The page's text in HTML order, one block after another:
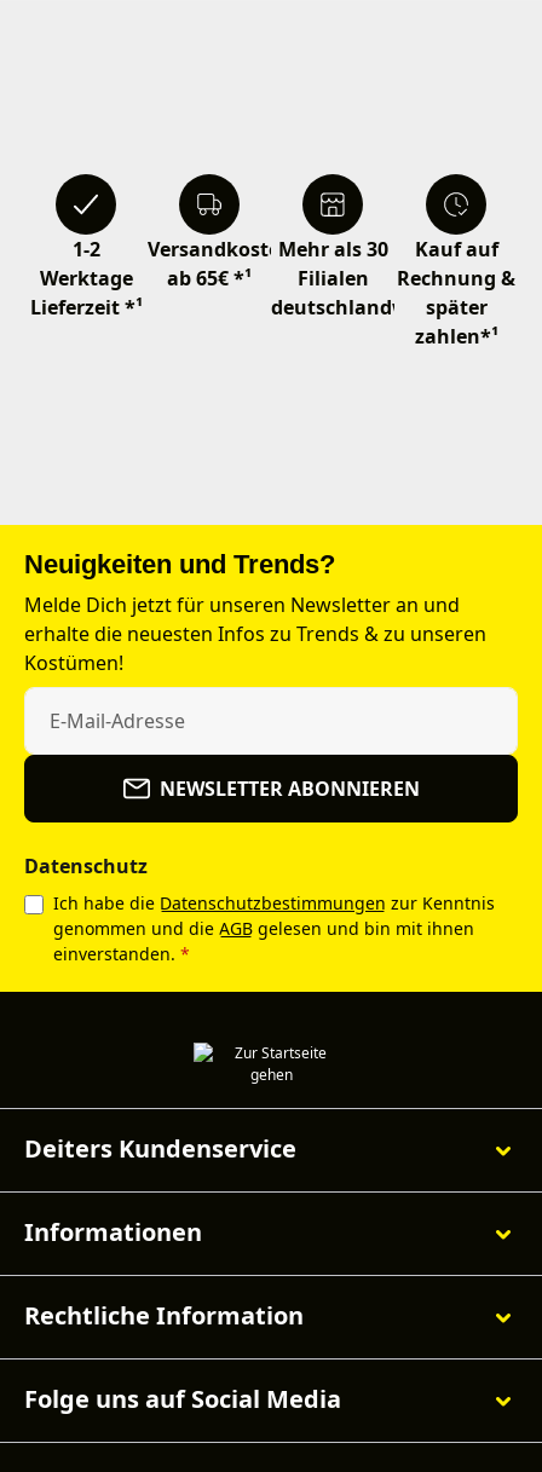
1-2
Werktage
Lieferzeit *¹
Versandkostenfrei
ab 65€ *¹
Mehr als 30
Filialen
deutschlandweit
Kauf auf
Rechnung &
später
zahlen*¹
Neuigkeiten und Trends?
Melde Dich jetzt für unseren Newsletter an und
erhalte die neuesten Infos zu Trends & zu unseren
Kostümen!
NEWSLETTER ABONNIEREN
Datenschutz
Ich habe die Datenschutzbestimmungen zur Kenntnis
genommen und die AGB gelesen und bin mit ihnen
einverstanden. *
Deiters Kundenservice
Informationen
Rechtliche Information
Folge uns auf Social Media